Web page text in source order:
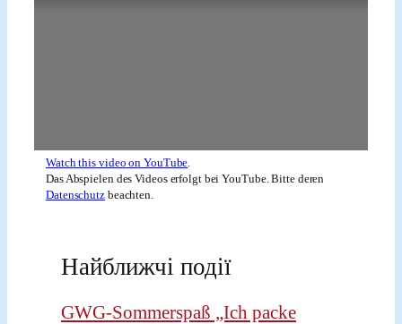
Watch this video on YouTube.
Das Abspielen des Videos erfolgt bei YouTube. Bitte deren
Datenschutzbeachten.
Найближчі події
GWG-Sommerspaß „Ich packe